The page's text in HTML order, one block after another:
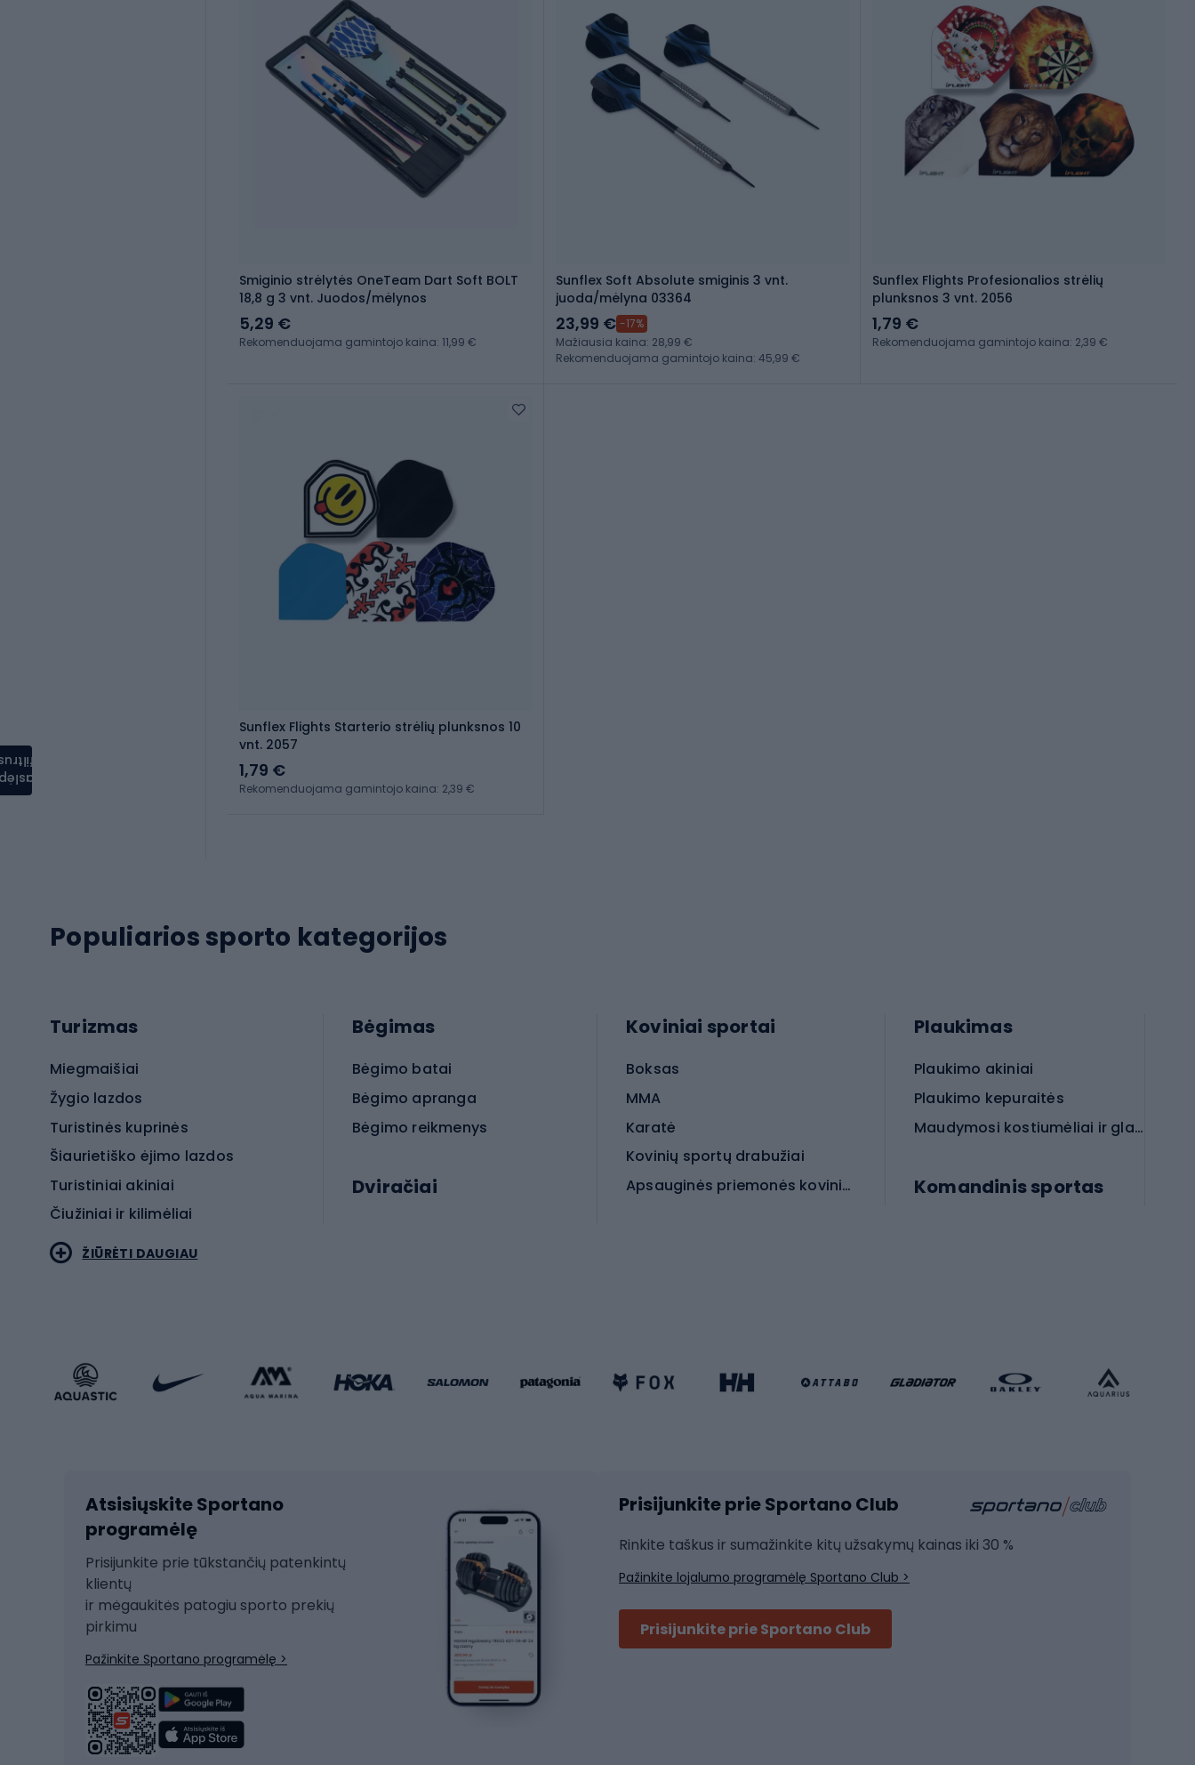
Smiginio strėlytės OneTeam Dart Soft BOLT
18,8 g 3 vnt. Juodos/mėlynos
5,29 €
Rekomenduojama gamintojo kaina: 11,99 €
Sunflex Soft Absolute smiginis 3 vnt.
juoda/mėlyna 03364
23,99 € -17%
Mažiausia kaina: 28,99 €
Rekomenduojama gamintojo kaina: 45,99 €
Sunflex Flights Profesionalios strėlių
plunksnos 3 vnt. 2056
1,79 €
Rekomenduojama gamintojo kaina: 2,39 €
Sunflex Flights Starterio strėlių plunksnos 10
vnt. 2057
1,79 €
Rekomenduojama gamintojo kaina: 2,39 €
Populiarios sporto kategorijos
Turizmas
Miegmaišiai
Žygio lazdos
Turistinės kuprinės
Šiaurietiško ėjimo lazdos
Turistiniai akiniai
Čiužiniai ir kilimėliai
Sportinio stiliaus avalynė
Sportinio stiliaus aksesuarai
Čiuožimas
Rogės
Žygio batai
Alpinizmo batai
Turistiniai batai
Vandens sportai
Bėgimas
Bėgimo batai
Bėgimo apranga
Bėgimo reikmenys
Dviračiai
Vaikiški dviračiai
Dviračių šortai
Dviračių marškinėliai
Dviračių kelnės
Dviračių striukės
Dviračių džemperiai
Dviračių kepurės
Dviračių priedai
Koviniai sportai
Boksas
MMA
Karatė
Kovinių sportų drabužiai
Apsauginės priemonės koviniam sportui
Riedučiai
Rakečių sportas
Stalo tenisas
Tenisas
Plaukimas
Plaukimo akiniai
Plaukimo kepuraitės
Maudymosi kostiumėliai ir glaudės
Komandinis sportas
Krepšinio apranga
Jėgos įranga
Joga
ŽIŪRĖTI DAUGIAU
Atsisiųskite Sportano
programėlę
Prisijunkite prie tūkstančių patenkintų
klientų
ir mėgaukitės patogiu sporto prekių
pirkimu
Pažinkite Sportano programėlę >
Prisijunkite prie Sportano Club
Rinkite taškus ir sumažinkite kitų užsakymų kainas iki 30 %
Pažinkite lojalumo programėlę Sportano Club >
Prisijunkite prie Sportano Club